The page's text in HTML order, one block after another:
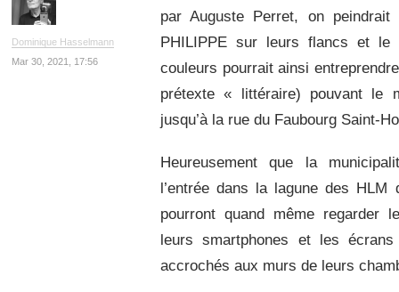
Dominique Hasselmann
Mar 30, 2021, 17:56
par Auguste Perret, on peindrait
PHILIPPE sur leurs flancs et
couleurs pourrait ainsi
prétexte « littéraire) pouvant le
jusqu’à la rue du Faubourg Saint-
Heureusement que la
l’entrée dans la lagune des
pourront quand même regarder
leurs smartphones et les
accrochés aux murs de leurs